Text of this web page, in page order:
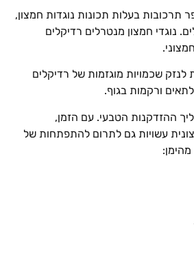
תרכובות בעלות תכונות נוגדות חמצון,
נוגדי חמצון מנטרלים רדיקלים
שכמויות מוגזמות של רדיקלים
ורקמות בגוף.
ההזדקנות הטבעי. עם הזמן,
עשויות גם לתרום להתפתחות של
מהימן: